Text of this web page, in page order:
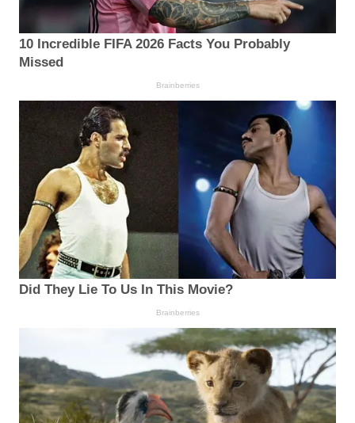
10 Incredible FIFA 2026 Facts You Probably
Missed
Brainberries
Did They Lie To Us In This Movie?
Brainberries